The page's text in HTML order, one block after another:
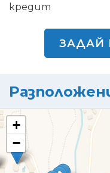
кредит
ЗАДАЙ
+
−